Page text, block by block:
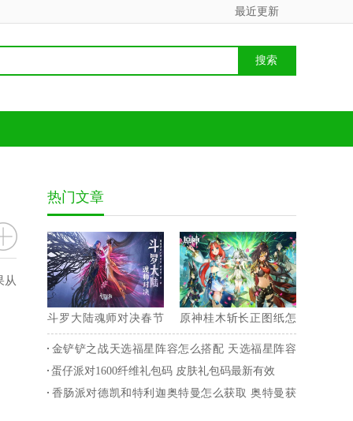
最近更新
从
热门文章
斗罗大陆魂师对决春节
兑换码 2023最新永久兑
换码
原神桂木斩长正图纸怎
么获得 桂木斩长正图纸
获取攻略
金铲铲之战天选福星阵容怎么搭配 天选福星阵容
攻略
蛋仔派对1600纤维礼包码 皮肤礼包码最新有效
香肠派对德凯和特利迦奥特曼怎么获取 奥特曼获